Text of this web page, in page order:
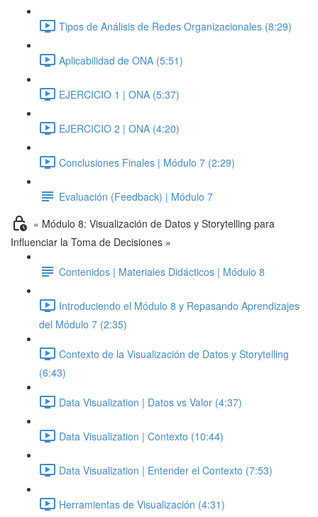
Tipos de Análisis de Redes Organizacionales (8:29)
Aplicabilidad de ONA (5:51)
EJERCICIO 1 | ONA (5:37)
EJERCICIO 2 | ONA (4:20)
Conclusiones Finales | Módulo 7 (2:29)
Evaluación (Feedback) | Módulo 7
« Módulo 8: Visualización de Datos y Storytelling para
Influenciar la Toma de Decisiones »
Contenidos | Materiales Didácticos | Módulo 8
Introduciendo el Módulo 8 y Repasando Aprendizajes
del Módulo 7 (2:35)
Contexto de la Visualización de Datos y Storytelling
(6:43)
Data Visualization | Datos vs Valor (4:37)
Data Visualization | Contexto (10:44)
Data Visualization | Entender el Contexto (7:53)
Herramientas de Visualización (4:31)